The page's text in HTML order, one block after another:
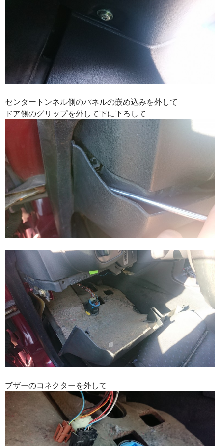
センタートンネル側のパネルの嵌め込みを外して
ドア側のグリップを外して下に下ろして
ブザーのコネクターを外して